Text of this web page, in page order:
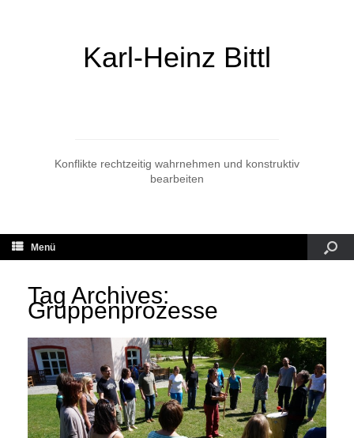
Karl-Heinz Bittl
Konflikte rechtzeitig wahrnehmen und konstruktiv
bearbeiten
Menü
Tag Archives:
Gruppenprozesse